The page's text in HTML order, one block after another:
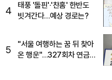
4
태풍 '돌핀'·'찬홈' 한반도
빗겨간다…예상 경로는?
5
"서울 여행하는 꿈 뒤 찾아
온 행운"…327회차 연금